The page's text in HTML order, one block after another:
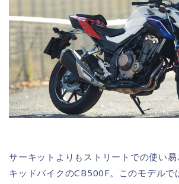
サーキットよりもストリートでの使い
キッドバイクのCB500F。このモデルで